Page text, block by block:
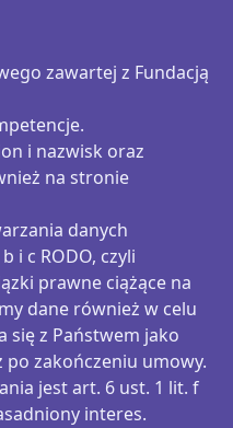
zawartej z Fundacją
i nazwisk oraz
na stronie
danych
i c RODO, czyli
prawne ciążące na
dane również w celu
z Państwem jako
zakończeniu umowy.
jest art. 6 ust. 1 lit. f
interes.